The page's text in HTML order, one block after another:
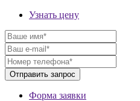
Узнать цену
Форма заявки